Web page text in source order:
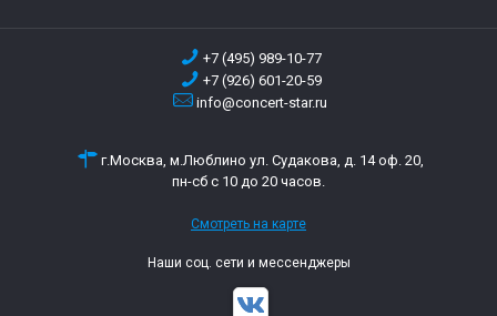
+7 (495) 989-10-77
+7 (926) 601-20-59
info@concert-star.ru
г.Москва, м.Люблино ул. Судакова, д. 14 оф. 20,
пн-сб с 10 до 20 часов.
Смотреть на карте
Наши соц. сети и мессенджеры